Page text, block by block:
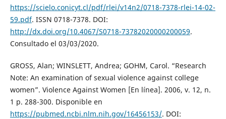
https://scielo.conicyt.cl/pdf/rlei/v14n2/0718-7378-rlei-14-02-
59.pdf. ISSN 0718-7378. DOI:
http://dx.doi.org/10.4067/S0718-73782020000200059.
Consultado el 03/03/2020.
GROSS, Alan; WINSLETT, Andrea; GOHM, Carol. “Research
Note: An examination of sexual violence against college
women”. Violence Against Women [En línea]. 2006, v. 12, n.
1 p. 288-300. Disponible en
https://pubmed.ncbi.nlm.nih.gov/16456153/. DOI: